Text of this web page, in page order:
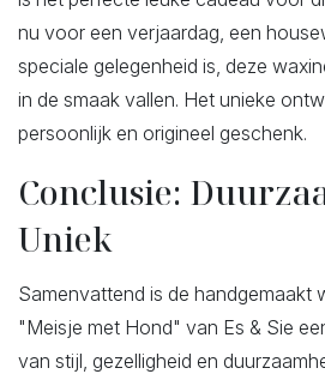
nu voor een verjaardag, een
speciale gelegenheid is, deze
in de smaak vallen. Het unieke
persoonlijk en origineel geschenk.
Conclusie:
Uniek
Samenvattend is de handgemaakt
"Meisje met Hond" van Es & Sie
van stijl, gezelligheid en